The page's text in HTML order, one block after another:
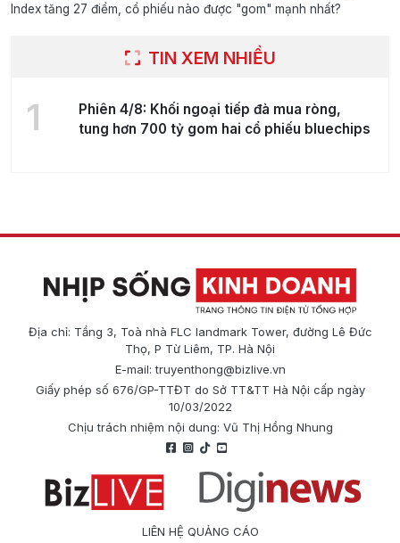
Index tăng 27 điểm, cổ phiếu nào được "gom" mạnh nhất?
TIN XEM NHIỀU
1
Phiên 4/8: Khối ngoại tiếp đà mua ròng,
tung hơn 700 tỷ gom hai cổ phiếu bluechips
Địa chỉ: Tầng 3, Toà nhà FLC landmark Tower, đường Lê Đức
Thọ, P Từ Liêm, TP. Hà Nội
E-mail:truyenthong@bizlive.vn
Giấy phép số 676/GP-TTĐT do Sở TT&TT Hà Nội cấp ngày
10/03/2022
Chịu trách nhiệm nội dung: Vũ Thị Hồng Nhung
LIÊN HỆ QUẢNG CÁO